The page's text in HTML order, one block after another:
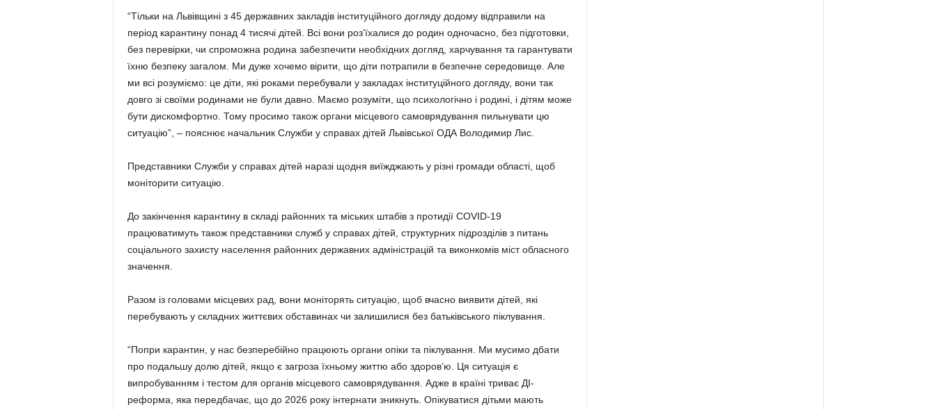
“Тільки на Львівщині з 45 державних закладів інституційного догляду додому відправили на
період карантину понад 4 тисячі дітей. Всі вони роз’їхалися до родин одночасно, без підготовки,
без перевірки, чи спроможна родина забезпечити необхідних догляд, харчування та гарантувати
їхню безпеку загалом. Ми дуже хочемо вірити, що діти потрапили в безпечне середовище. Але
ми всі розуміємо: це діти, які роками перебували у закладах інституційного догляду, вони так
довго зі своїми родинами не були давно. Маємо розуміти, що психологічно і родині, і дітям може
бути дискомфортно. Тому просимо також органи місцевого самоврядування пильнувати цю
ситуацію”, – пояснює начальник Служби у справах дітей Львівської ОДА Володимир Лис.
Представники Служби у справах дітей наразі щодня виїжджають у різні громади області, щоб
моніторити ситуацію.
До закінчення карантину в складі районних та міських штабів з протидії COVID-19
працюватимуть також представники служб у справах дітей, структурних підрозділів з питань
соціального захисту населення районних державних адміністрацій та виконкомів міст обласного
значення.
Разом із головами місцевих рад, вони моніторять ситуацію, щоб вчасно виявити дітей, які
перебувають у складних життєвих обставинах чи залишилися без батьківського піклування.
“Попри карантин, у нас безперебійно працюють органи опіки та піклування. Ми мусимо дбати
про подальшу долю дітей, якщо є загроза їхньому життю або здоров’ю. Ця ситуація є
випробуванням і тестом для органів місцевого самоврядування. Адже в країні триває ДІ-
реформа, яка передбачає, що до 2026 року інтернати зникнуть. Опікуватися дітьми мають